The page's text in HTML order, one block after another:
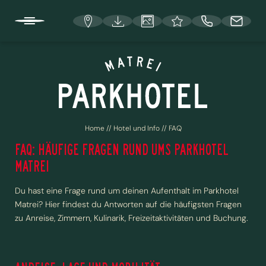
HOTEL UND INFO
Lage und Anreise
Deine Gastgeber
Entspannung
Stellenangebote
Home// Hotel und Info// FAQ
FAQ: HÄUFIGE FRAGEN RUND UMS PARKHOTEL
MATREI
Du hast eine Frage rund um deinen Aufenthalt im Parkhotel
Matrei? Hier findest du Antworten auf die häufigsten Fragen
zu Anreise, Zimmern, Kulinarik, Freizeitaktivitäten und Buchung.